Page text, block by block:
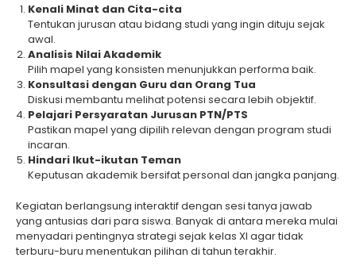
Kenali Minat dan Cita-cita
Tentukan jurusan atau bidang studi yang ingin dituju sejak
awal.
Analisis Nilai Akademik
Pilih mapel yang konsisten menunjukkan performa baik.
Konsultasi dengan Guru dan Orang Tua
Diskusi membantu melihat potensi secara lebih objektif.
Pelajari Persyaratan Jurusan PTN/PTS
Pastikan mapel yang dipilih relevan dengan program studi
incaran.
Hindari Ikut-ikutan Teman
Keputusan akademik bersifat personal dan jangka panjang.
Kegiatan berlangsung interaktif dengan sesi tanya jawab
yang antusias dari para siswa. Banyak di antara mereka mulai
menyadari pentingnya strategi sejak kelas XI agar tidak
terburu-buru menentukan pilihan di tahun terakhir.